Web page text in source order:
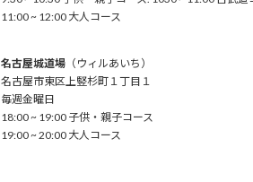
11:00 ~ 12:00 大人コース
名古屋城道場（ウィルあいち）
名古屋市東区上竪杉町１丁目１
毎週金曜日
18:00 ~ 19:00 子供・親子コース
19:00 ~ 20:00 大人コース